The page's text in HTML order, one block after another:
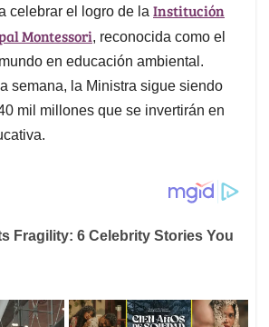
celebrar el logro de la Institución
Montessori, reconocida como el
en educación ambiental.
semana, la Ministra sigue siendo
mil millones que se invertirán en